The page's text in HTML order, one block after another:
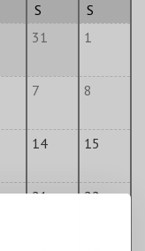
S
S
31 1
7 8
14 15
21 22